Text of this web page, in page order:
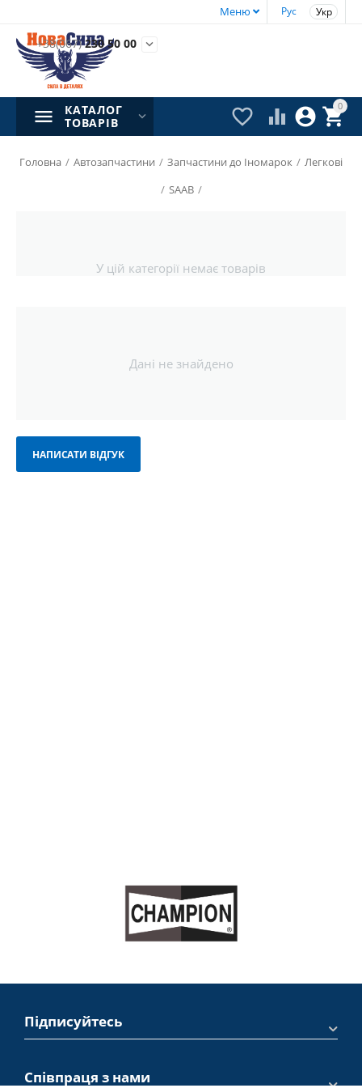
Рус Укр
Меню
+38(067)230 50 00 
0


 
КАТАЛОГ
ТОВАРІВ
Головна / Автозапчастини / Запчастини до Іномарок / Легкові
/ SAAB /
У цій категорії немає товарів
Дані не знайдено
НАПИСАТИ ВІДГУК
Підписуйтесь
Співпраця з нами